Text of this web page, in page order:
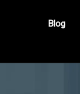
Blog